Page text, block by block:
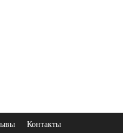
Контакты